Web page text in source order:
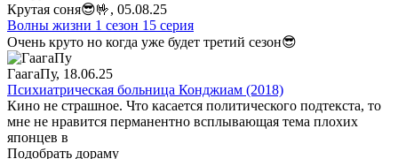
Крутая соня😎🤟, 05.08.25
Волны жизни 1 сезон 15 серия
Очень круто но когда уже будет третий сезон😎
ГаагаПу, 18.06.25
Психиатрическая больница Конджиам (2018)
Кино не страшное. Что касается политического подтекста, то
мне не нравится перманентно всплывающая тема плохих
японцев в
Подобрать дораму